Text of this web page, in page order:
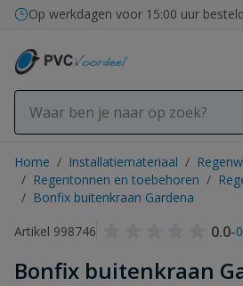
Ga naar de inhoud
Op werkdagen voor 15:00 uur
Home / Installatiemateriaal /
/ Regentonnen en toebehoren /
/ Bonfix buitenkraan Gardena
Artikel 998746
0.0-
Bonfix buitenkraan